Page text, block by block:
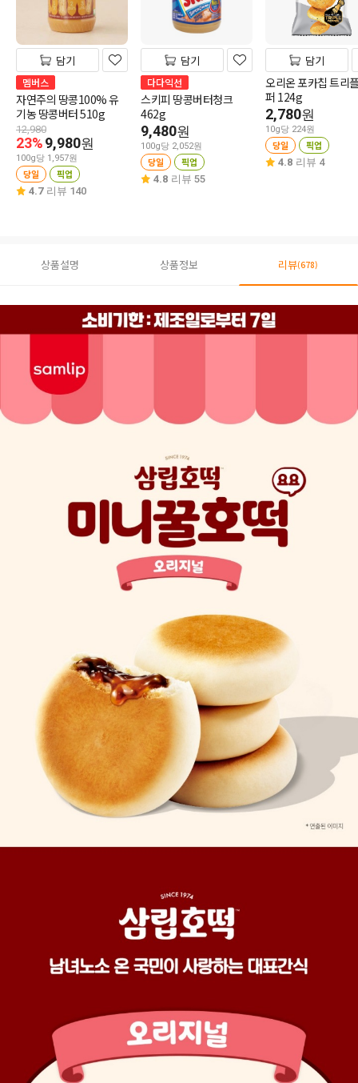
담기
멤버스
자연주의 땅콩100% 유
기농 땅콩버터 510g
12,980
23%9,980원
100g당 1,957원
당일 픽업
4.7 리뷰 140
담기
다다익선
스키피 땅콩버터청크
462g
9,480원
100g당 2,052원
당일 픽업
4.8 리뷰 55
담기
오리온 포카칩 트리
퍼 124g
2,780원
10g당 224원
당일 픽업
4.8 리뷰 4
상품설명 상품정보 리뷰(678)